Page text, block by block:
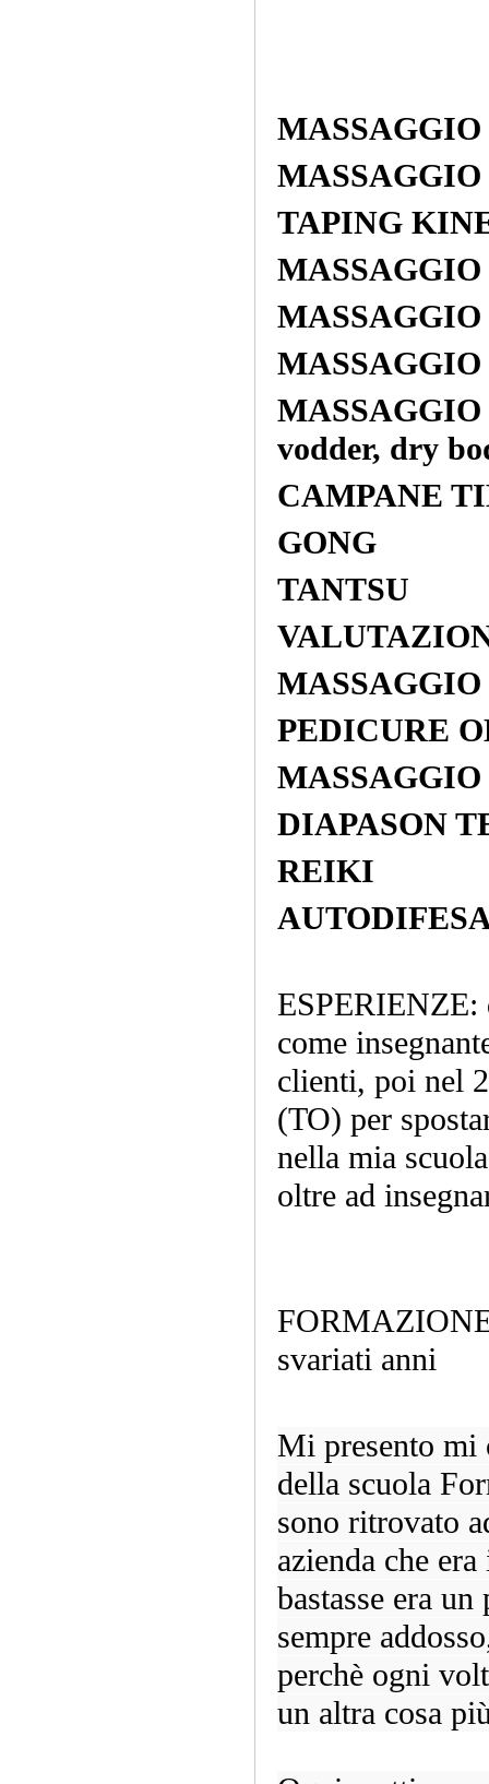
TAPING
MASSAGGIO
MASSAGGIO
MASSAGGIO
vodder, dry
CAMPANE
GONG
TANTSU
PEDICURE
MASSAGGIO
DIAPASON
REIKI
ESPERIENZE:
come
clienti, poi nel
(TO) per
nella mia
oltre ad
svariati anni
Mi presento
della scuola
sono ritrovato
azienda che
bastasse era
sempre
perchè ogni
un altra cosa